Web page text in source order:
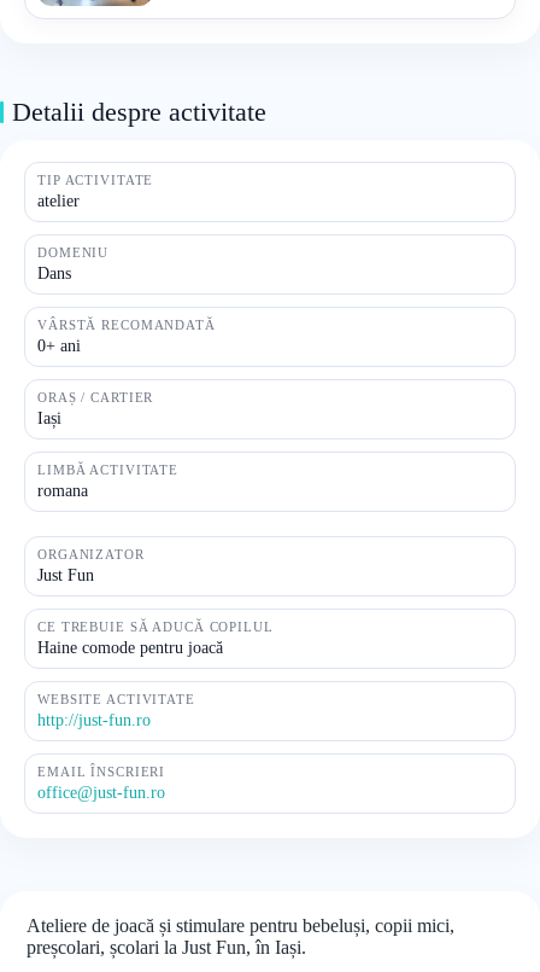
Detalii despre activitate
TIP ACTIVITATE
atelier
DOMENIU
Dans
VÂRSTĂ RECOMANDATĂ
0+ ani
ORAȘ / CARTIER
Iași
LIMBĂ ACTIVITATE
romana
ORGANIZATOR
Just Fun
CE TREBUIE SĂ ADUCĂ COPILUL
Haine comode pentru joacă
WEBSITE ACTIVITATE
http://just-fun.ro
EMAIL ÎNSCRIERI
office@just-fun.ro
Ateliere de joacă și stimulare pentru bebeluși, copii mici,
preșcolari, școlari la Just Fun, în Iași.